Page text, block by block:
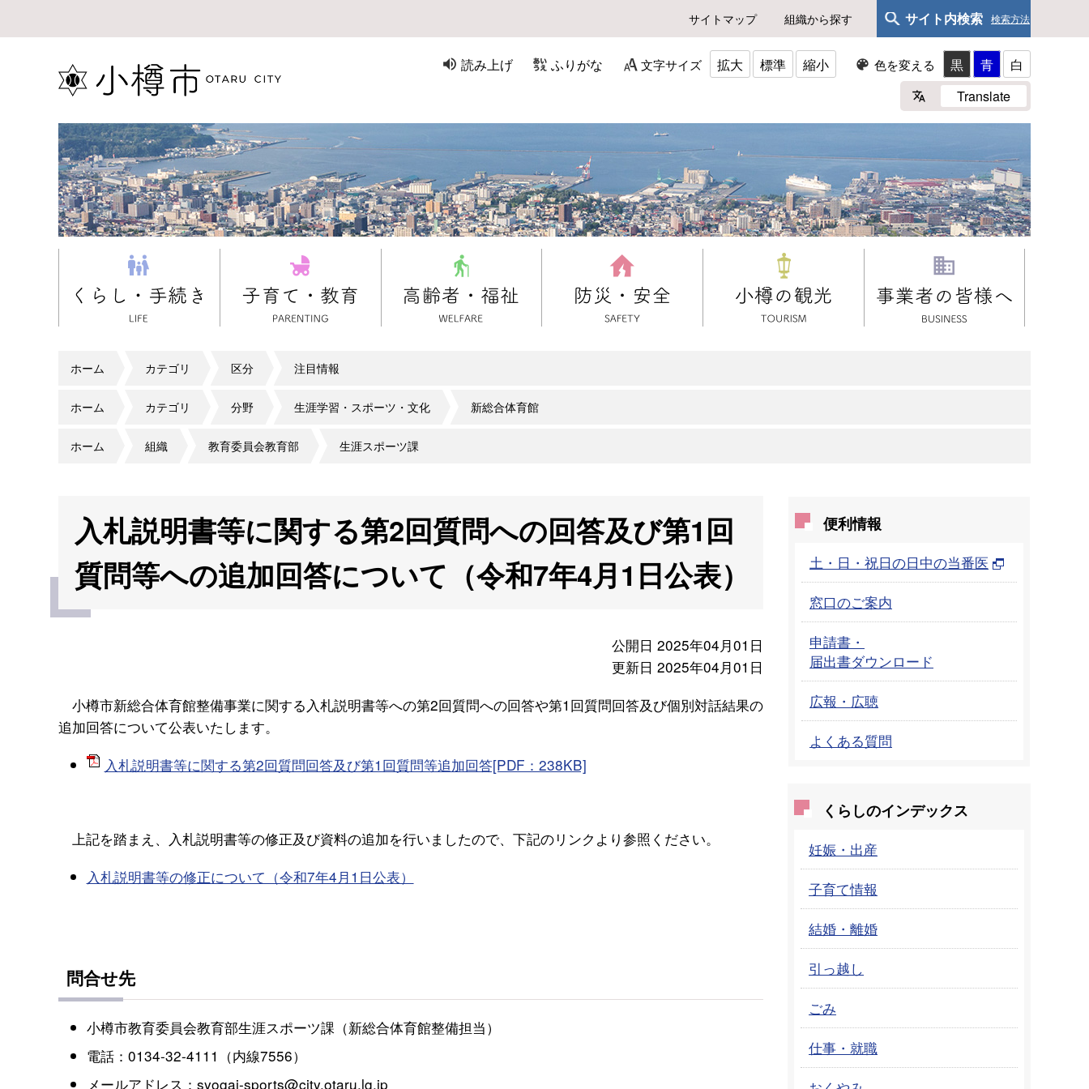
サイトマップ 組織から探す サイト内検索 検索方法
読み上げ ふりがな 文字サイズ 拡大 標準 縮小 色を変える 黒 青
白
Translate
ホーム カテゴリ 区分 注目情報
ホーム カテゴリ 分野 生涯学習・スポーツ・文化 新総合体育館
ホーム 組織 教育委員会教育部 生涯スポーツ課
入札説明書等に関する第2回質問への回答及び第1回
質問等への追加回答について（令和7年4月1日公表）
公開日 2025年04月01日
更新日 2025年04月01日
小樽市新総合体育館整備事業に関する入札説明書等への第2回質問への回答や第1回質問回答及び個別対話結果の
追加回答について公表いたします。
入札説明書等に関する第2回質問回答及び第1回質問等追加回答[PDF：238KB]
上記を踏まえ、入札説明書等の修正及び資料の追加を行いましたので、下記のリンクより参照ください。
入札説明書等の修正について（令和7年4月1日公表）
問合せ先
小樽市教育委員会教育部生涯スポーツ課（新総合体育館整備担当）
電話：0134-32-4111（内線7556）
メールアドレス：syogai-sports@city.otaru.lg.jp
便利情報
土・日・祝日の日中の当番医
窓口のご案内
申請書・
届出書ダウンロード
広報・広聴
よくある質問
くらしのインデックス
妊娠・出産
子育て情報
結婚・離婚
引っ越し
ごみ
仕事・就職